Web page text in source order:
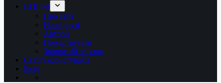
LTB.net
Про сайт
Наші друзі
Автори
Пожертвувати
Зворотній зв’язок
Статті користувачів
Вхід